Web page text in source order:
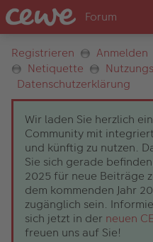
Registrieren Anmelden
Netiquette
Datenschutzerklärung
Wir laden Sie herzlich
Community mit
und künftig zu nutzen.
Sie sich gerade
2025 für neue Beiträge
dem kommenden Jahr
zugänglich sein.
sich jetzt in der neuen
freuen uns auf Sie!